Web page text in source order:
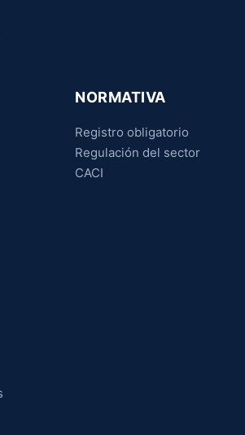
NORMATIVA
Registro obligatorio
Regulación del sector
CACI